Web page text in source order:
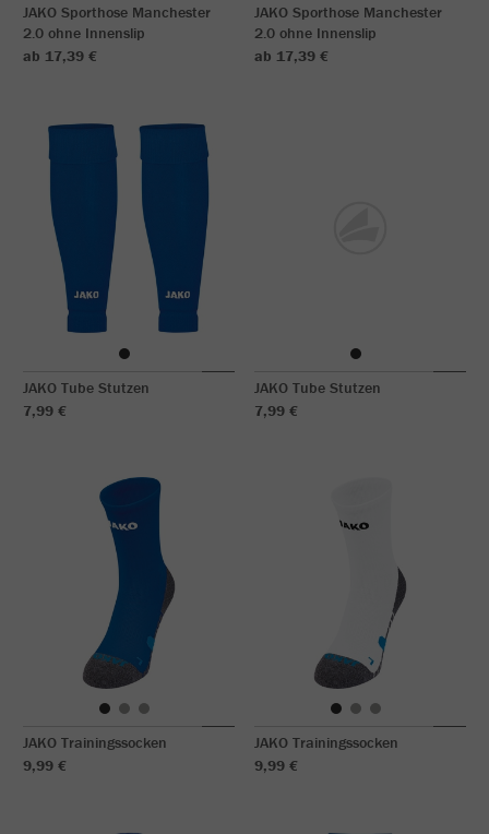
JAKO Sporthose Manchester
2.0 ohne Innenslip
ab 17,39 €
JAKO Sporthose Manchester
2.0 ohne Innenslip
ab 17,39 €
JAKO Tube Stutzen
7,99 €
JAKO Tube Stutzen
7,99 €
JAKO Trainingssocken
9,99 €
JAKO Trainingssocken
9,99 €